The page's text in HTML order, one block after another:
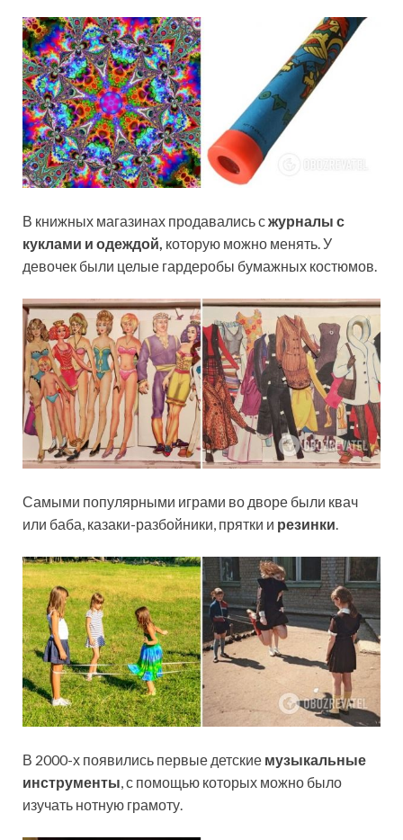
В книжных магазинах продавались сжурналы с
куклами и одеждой, которую можно менять. У
девочек были целые гардеробы бумажных костюмов.
Самыми популярными играми во дворе были квач
или баба, казаки-разбойники, прятки и резинки
В 2000-х появились первые детские музыкальные
инструменты , с помощью которых можно было
изучать нотную грамоту.